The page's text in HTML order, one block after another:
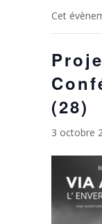
Cet
(28)
3 octobre